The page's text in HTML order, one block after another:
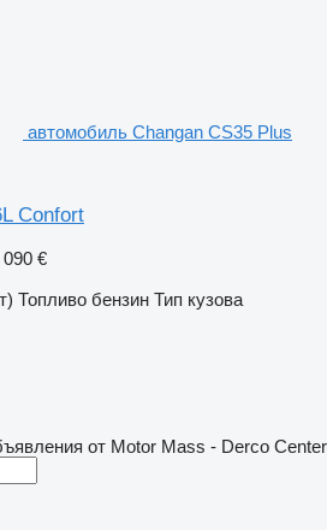
автомобиль Changan CS35 Plus
Confort
€
Топливо бензин Тип кузова
от Motor Mass - Derco Center